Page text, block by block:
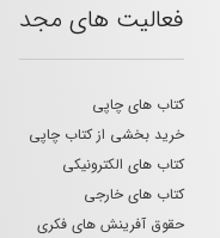
فعالیت های مجد
کتاب های چاپی
خرید بخشی از کتاب چاپی
کتاب های الکترونیکی
کتاب های خارجی
حقوق آفرینش های فکری